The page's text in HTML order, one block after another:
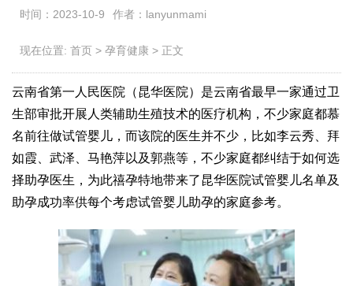
时间：2023-10-9 作者：lanyunmami
现在位置: 首页 > 孕育健康 > 正文
云南省第一人民医院（昆华医院）是云南省最早一家通过卫
生部审批开展人类辅助生殖技术的医疗机构，不少家庭都慕
名前往做试管婴儿，而该院的医生并不少，比如李云秀、拜
如霞、武泽、马艳萍以及郭燕等，不少家庭都纠结于如何选
择助孕医生，为此禧孕特地带来了昆华医院试管婴儿名单及
助孕成功率供每个考虑试管婴儿助孕的家庭参考。